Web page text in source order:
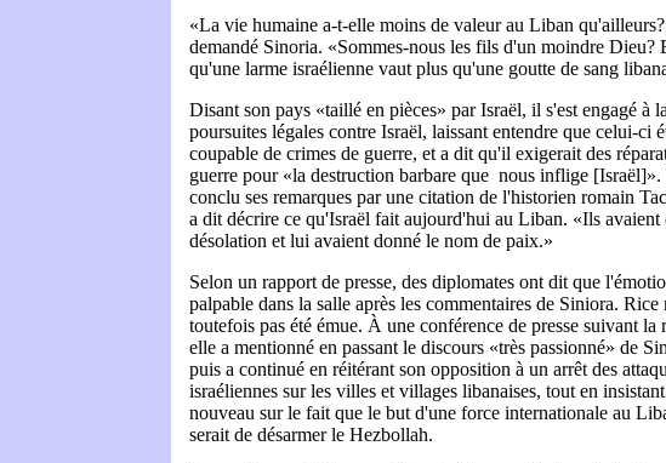
«La vie humaine a-t-elle moins de valeur au Liban
demandé Sinoria. «Sommes-nous les fils d'un moindre Dieu?
qu'une larme israélienne vaut plus qu'une goutte de sang
Disant son pays «taillé en pièces» par Israël, il s'est engagé à
poursuites légales contre Israël, laissant entendre que celui-ci
coupable de crimes de guerre, et a dit qu'il exigerait des
guerre pour «la destruction barbare que nous inflige [Israël]».
conclu ses remarques par une citation de l'historien romain
a dit décrire ce qu'Israël fait aujourd'hui au Liban. «Ils avaient
désolation et lui avaient donné le nom de paix.»
Selon un rapport de presse, des diplomates ont dit que
palpable dans la salle après les commentaires de Siniora. Rice
toutefois pas été émue. À une conférence de presse suivant la
elle a mentionné en passant le discours «très passionné» de
puis a continué en réitérant son opposition à un arrêt des
israéliennes sur les villes et villages libanaises, tout en
nouveau sur le fait que le but d'une force internationale au
serait de désarmer le Hezbollah.